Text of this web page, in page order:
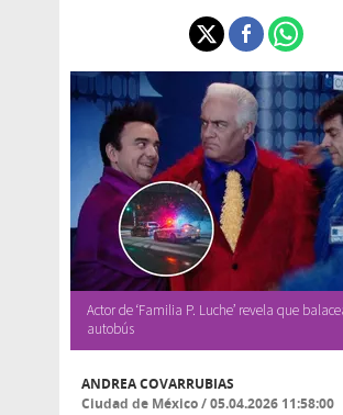
Actor de ‘Familia P. Luche’ revela que
autobús
ANDREA COVARRUBIAS
Ciudad de México/05.04.2026 11:58:00